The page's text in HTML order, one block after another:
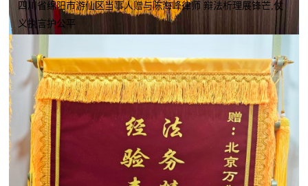
四川省绵阳市游仙区当事人赠与陈海峰律师 辩法析理展锋芒,仗
义执言护公平